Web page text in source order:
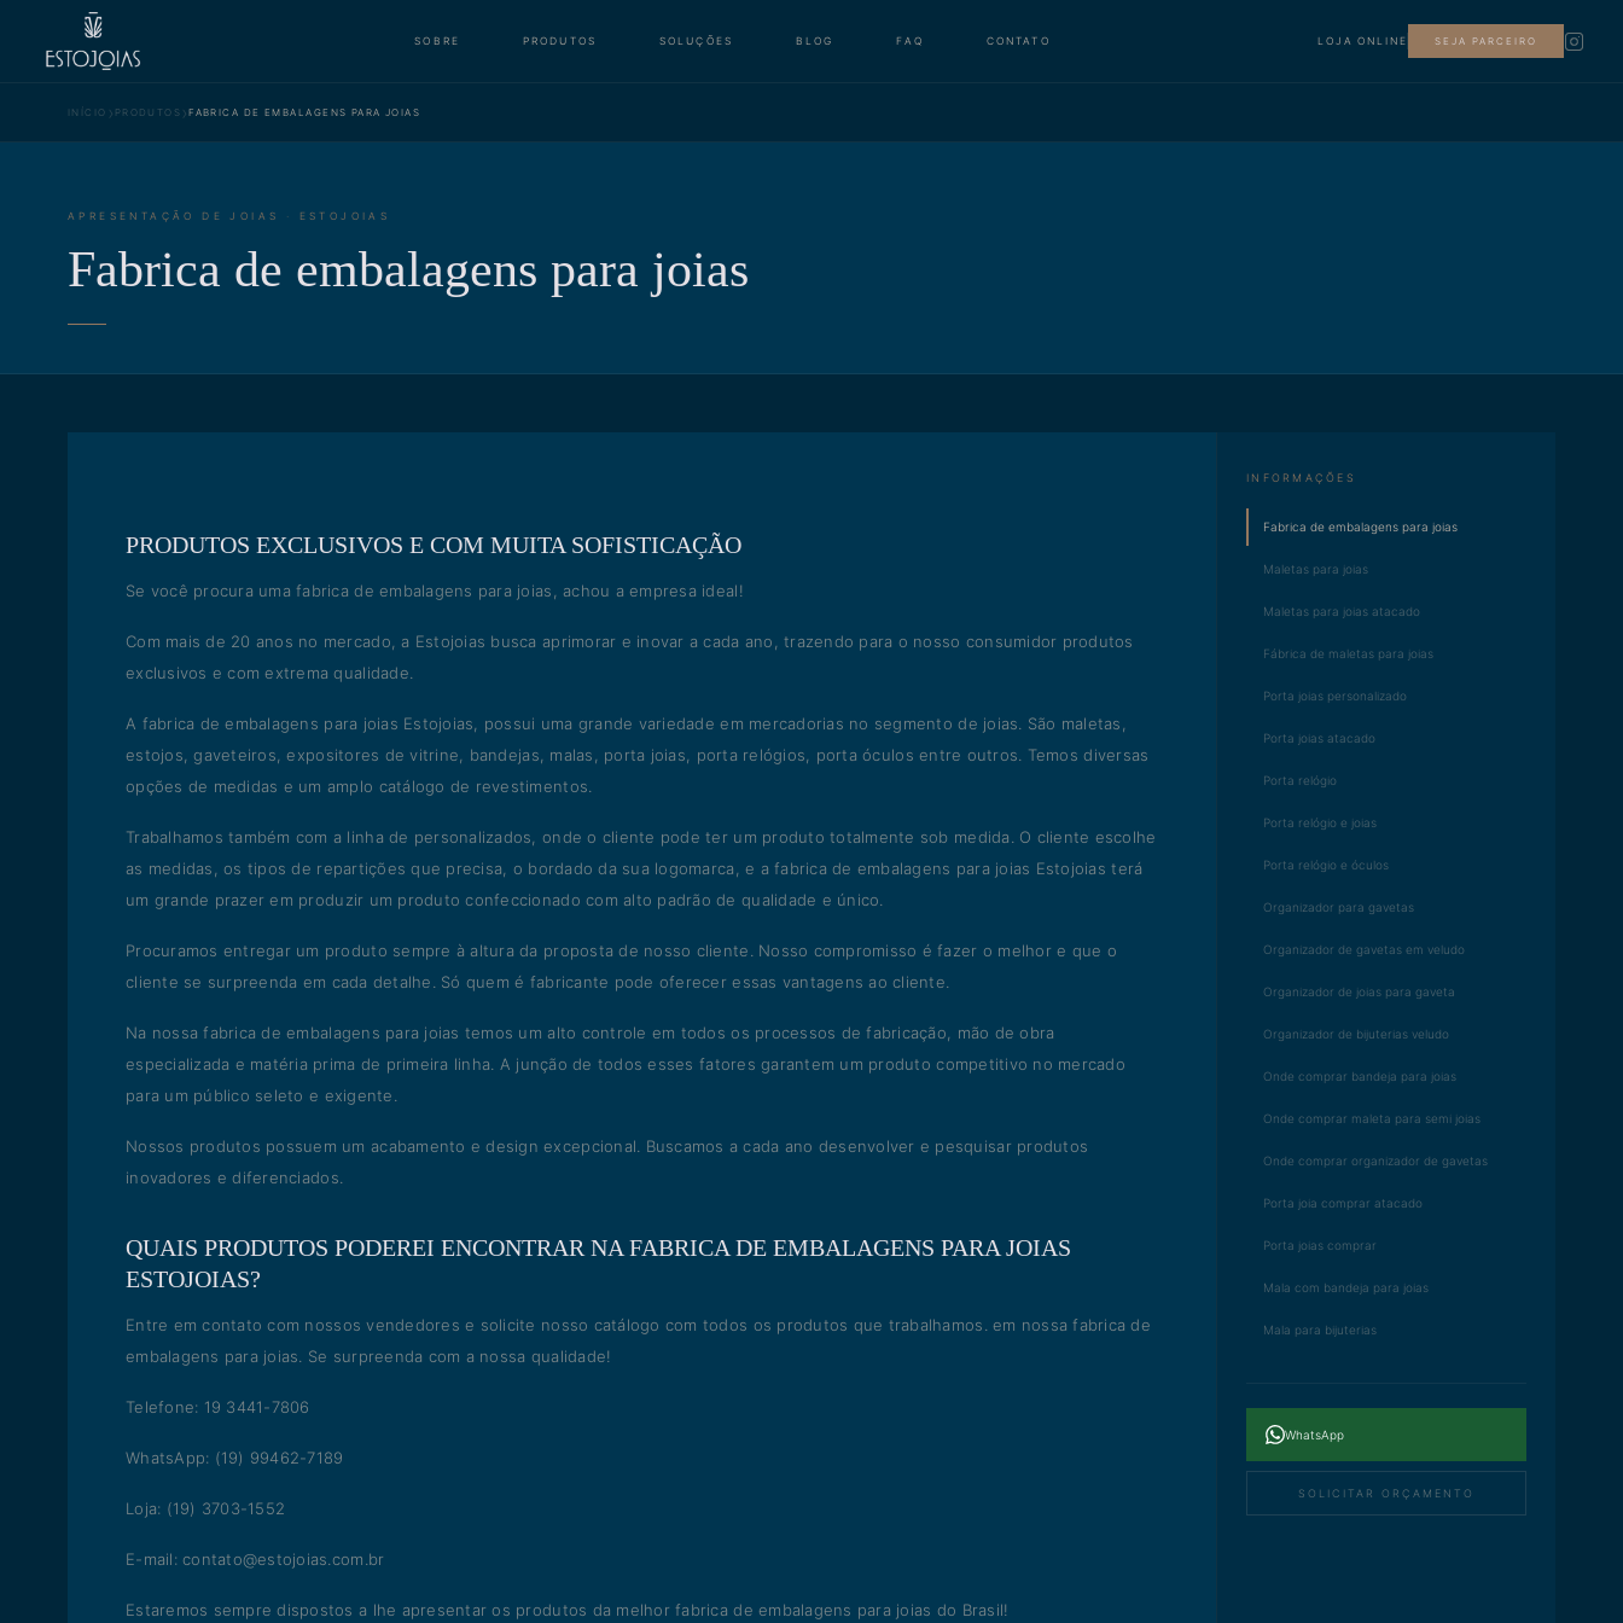
SOBRE PRODUTOS SOLUÇÕES BLOG FAQ CONTATO LOJA ONLINE SEJA PARCEIRO
INÍCIO › PRODUTOS ›FABRICA DE EMBALAGENS PARA JOIAS
APRESENTAÇÃO DE JOIAS · ESTOJOIAS
Fabrica de embalagens para joias
PRODUTOS EXCLUSIVOS E COM MUITA SOFISTICAÇÃO
Se você procura uma fabrica de embalagens para joias, achou a empresa ideal!
Com mais de 20 anos no mercado, a Estojoias busca aprimorar e inovar a cada ano, trazendo para o nosso consumidor produtos
exclusivos e com extrema qualidade.
A fabrica de embalagens para joias Estojoias, possui uma grande variedade em mercadorias no segmento de joias. São maletas,
estojos, gaveteiros, expositores de vitrine, bandejas, malas, porta joias, porta relógios, porta óculos entre outros. Temos diversas
opções de medidas e um amplo catálogo de revestimentos.
Trabalhamos também com a linha de personalizados, onde o cliente pode ter um produto totalmente sob medida. O cliente escolhe
as medidas, os tipos de repartições que precisa, o bordado da sua logomarca, e a fabrica de embalagens para joias Estojoias terá
um grande prazer em produzir um produto confeccionado com alto padrão de qualidade e único.
Procuramos entregar um produto sempre à altura da proposta de nosso cliente. Nosso compromisso é fazer o melhor e que o
cliente se surpreenda em cada detalhe. Só quem é fabricante pode oferecer essas vantagens ao cliente.
Na nossa fabrica de embalagens para joias temos um alto controle em todos os processos de fabricação, mão de obra
especializada e matéria prima de primeira linha. A junção de todos esses fatores garantem um produto competitivo no mercado
para um público seleto e exigente.
Nossos produtos possuem um acabamento e design excepcional. Buscamos a cada ano desenvolver e pesquisar produtos
inovadores e diferenciados.
QUAIS PRODUTOS PODEREI ENCONTRAR NA FABRICA DE EMBALAGENS PARA JOIAS
ESTOJOIAS?
Entre em contato com nossos vendedores e solicite nosso catálogo com todos os produtos que trabalhamos. em nossa fabrica de
embalagens para joias. Se surpreenda com a nossa qualidade!
Telefone: 19 3441-7806
WhatsApp: (19) 99462-7189
Loja: (19) 3703-1552
E-mail: contato@estojoias.com.br
Estaremos sempre dispostos a lhe apresentar os produtos da melhor fabrica de embalagens para joias do Brasil!
INFORMAÇÕES
Fabrica de embalagens para joias
Maletas para joias
Maletas para joias atacado
Fábrica de maletas para joias
Porta joias personalizado
Porta joias atacado
Porta relógio
Porta relógio e joias
Porta relógio e óculos
Organizador para gavetas
Organizador de gavetas em veludo
Organizador de joias para gaveta
Organizador de bijuterias veludo
Onde comprar bandeja para joias
Onde comprar maleta para semi joias
Onde comprar organizador de gavetas
Porta joia comprar atacado
Porta joias comprar
Mala com bandeja para joias
Mala para bijuterias
WhatsApp
SOLICITAR ORÇAMENTO